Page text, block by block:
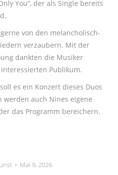
You“, der als Single bereits
von den melancholisch-
verzaubern. Mit der
dankten die Musiker
Publikum.
es ein Konzert dieses Duos
werden auch Nines eigene
das Programm bereichern.
Mai 9, 2026